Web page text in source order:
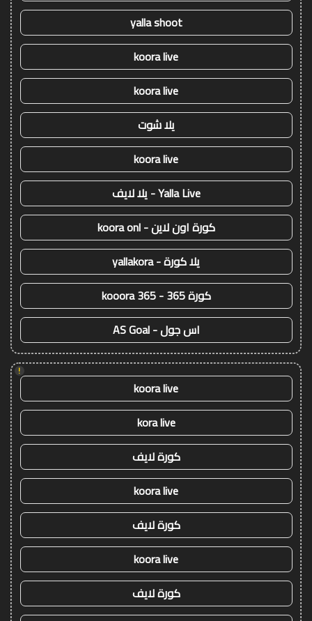
yalla shoot
koora live
koora live
يلا شوت
koora live
Yalla Live - يلا لايف
كورة اون لاين - koora onl
يلا كورة - yallakora
كورة 365 - kooora 365
اس جول - AS Goal
!
koora live
kora live
كورة لايف
koora live
كورة لايف
koora live
كورة لايف